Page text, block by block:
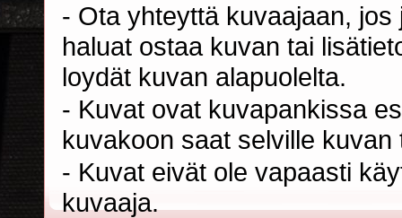
- Ota yhteyttä kuvaajaan,
haluat ostaa kuvan tai
loydät kuvan alapuolelta.
- Kuvat ovat kuvapankissa
kuvakoon saat selville
- Kuvat eivät ole vapaasti
kuvaaja.